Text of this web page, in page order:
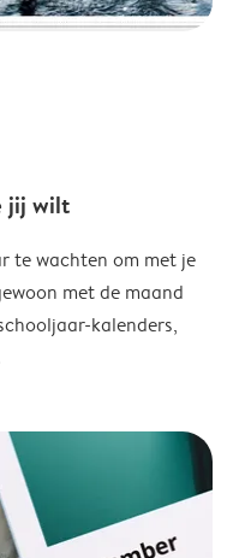
jij wilt
te wachten om met je
met de maand
kalenders,